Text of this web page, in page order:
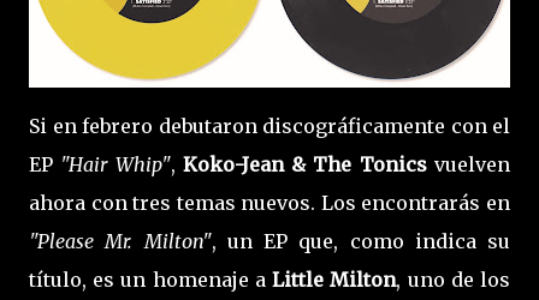
Si en febrero debutaron discográficamente con el
EP "Hair Whip", Koko-Jean & The Tonicsvuelven
ahora con tres temas nuevos. Los encontrarás en
"Please Mr. Milton", un EP que, como indica su
título, es un homenaje aLittle Milton, uno de los